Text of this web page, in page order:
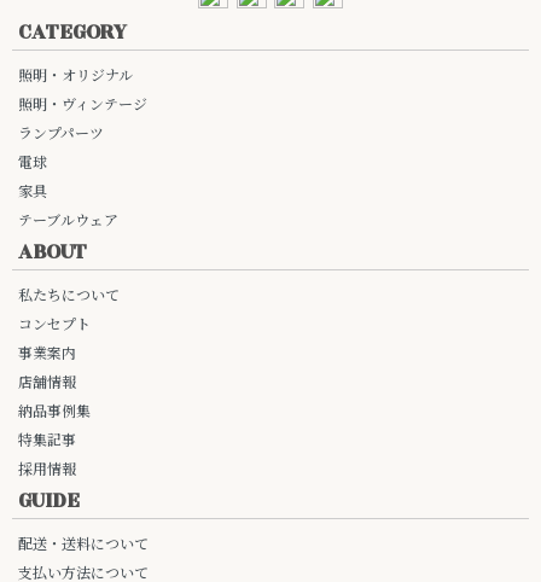
CATEGORY
照明・オリジナル
照明・ヴィンテージ
ランプパーツ
電球
家具
テーブルウェア
ABOUT
私たちについて
コンセプト
事業案内
店舗情報
納品事例集
特集記事
採用情報
GUIDE
配送・送料について
支払い方法について